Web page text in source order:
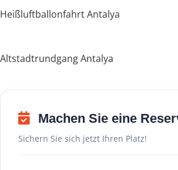
Heißluftballonfahrt Antalya
Altstadtrundgang Antalya
Machen Sie eine
Sichern Sie sich jetzt Ihren Platz!